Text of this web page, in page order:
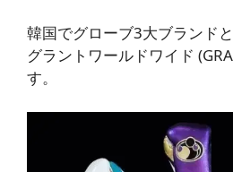
韓国でグローブ3大ブランド
グラントワールドワイド
す。